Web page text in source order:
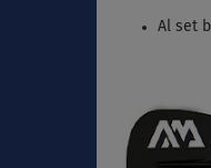
Al set